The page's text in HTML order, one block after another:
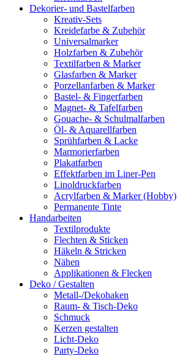
Dekorier- und Bastelfarben
Kreativ-Sets
Kreidefarbe & Zubehör
Universalmarker
Holzfarben & Zubehör
Textilfarben & Marker
Glasfarben & Marker
Porzellanfarben & Marker
Bastel- & Fingerfarben
Magnet- & Tafelfarben
Gouache- & Schulmalfarben
Öl- & Aquarellfarben
Sprühfarben & Lacke
Marmorierfarben
Plakatfarben
Effektfarben im Liner-Pen
Linoldruckfarben
Acrylfarben & Marker (Hobby)
Permanente Tinte
Handarbeiten
Textilprodukte
Flechten & Sticken
Häkeln & Stricken
Nähen
Applikationen & Flecken
Deko / Gestalten
Metall-/Dekohaken
Raum- & Tisch-Deko
Schmuck
Kerzen gestalten
Licht-Deko
Party-Deko